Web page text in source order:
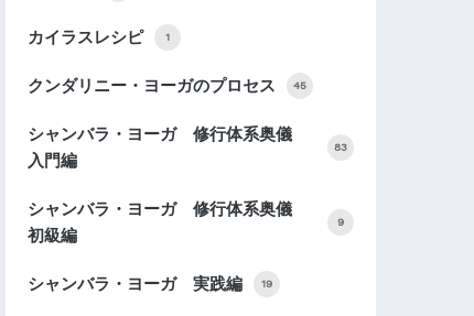
カイラスレシピ 1
クンダリニー・ヨーガのプロセス 45
シャンバラ・ヨーガ 修行体系奥儀
入門編
83
シャンバラ・ヨーガ 修行体系奥儀
初級編
9
シャンバラ・ヨーガ 実践編 19